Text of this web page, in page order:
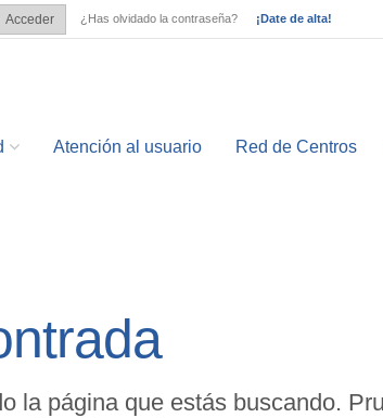
Acceder ¿Has olvidado la contraseña? ¡Date de alta!
Atención al usuario Red de Centros
la página que estás buscando.